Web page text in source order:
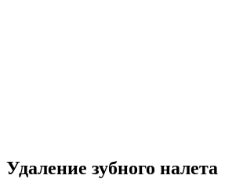
Удаление зубного налета